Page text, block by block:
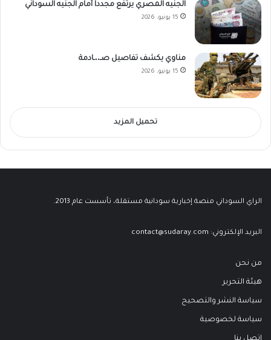
الجنيه المصري يرتفع مجدداً أمام الجنيه السوداني
15 يونيو، 2026
مناوي يكشف تفاصيل صـ،،ـادمة
15 يونيو، 2026
تحميل المزيد
الراي السوداني منصة إخبارية سودانية مستقلة، تأسست عام 2013.
البريد الإلكتروني: contact@sudaray.com
من نحن
هيئة التحرير
سياسة النشر والتصحيح
سياسة لخصوصية